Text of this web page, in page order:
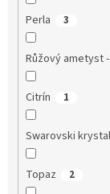
Perla 3
Růžový ametyst -
Citrín 1
Swarovski
Topaz 2